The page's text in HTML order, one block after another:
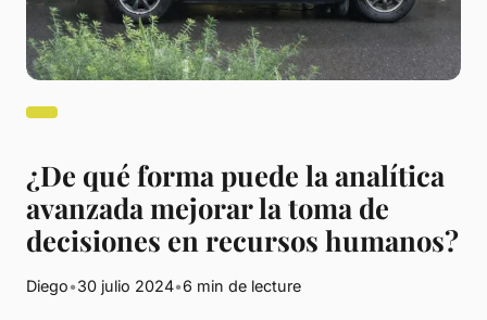
¿De qué forma puede la analítica
avanzada mejorar la toma de
decisiones en recursos humanos?
Diego•30 julio 2024•6 min de lecture